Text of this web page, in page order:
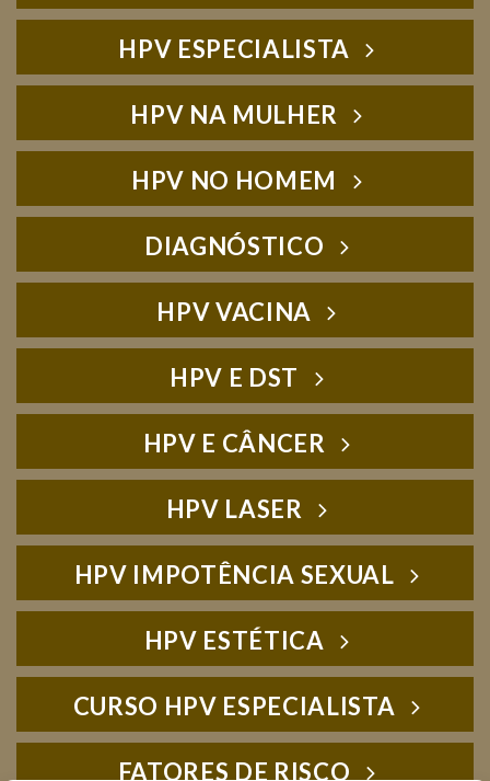
HPV ESPECIALISTA
HPV NA MULHER
HPV NO HOMEM
DIAGNÓSTICO
HPV VACINA
HPV E DST
HPV E CÂNCER
HPV LASER
HPV IMPOTÊNCIA SEXUAL
HPV ESTÉTICA
CURSO HPV ESPECIALISTA
FATORES DE RISCO